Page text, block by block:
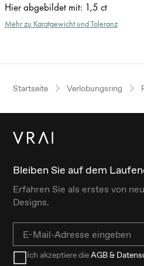
Hier abgebildet mit: 1,5 ct
Mehr zu Karatgewicht und Toleranz
Startseite Verlobungsring
Bleiben Sie auf dem
Erfahren Sie als erstes von
Designs.
Email
Ich akzeptiere dieAGB &